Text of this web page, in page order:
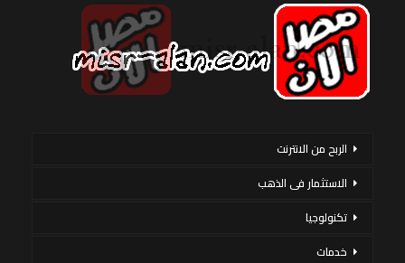
الربح من الانترنت
الاستثمار فى الذهب
تكنولوجيا
خدمات